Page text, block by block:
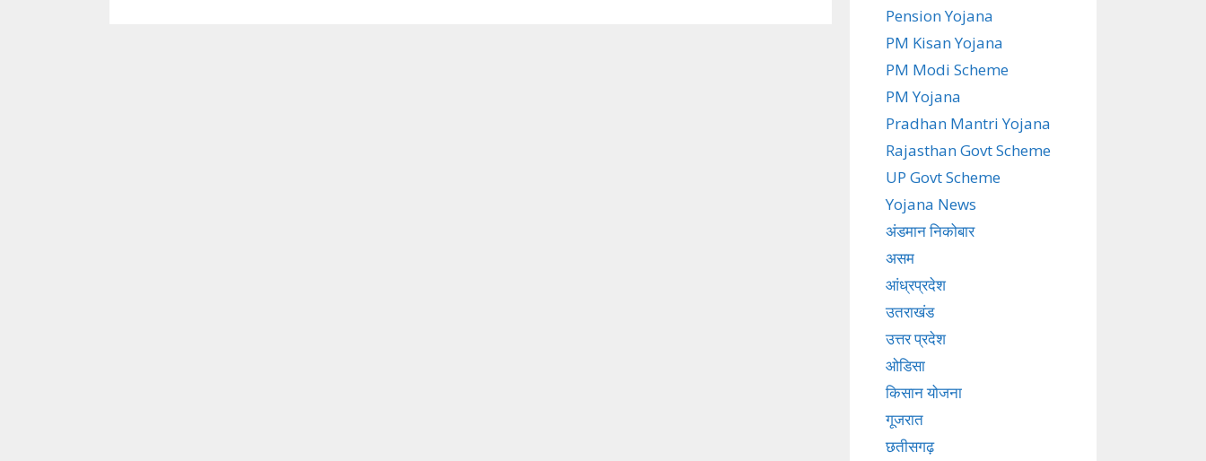
Pension Yojana
PM Kisan Yojana
PM Modi Scheme
PM Yojana
Pradhan Mantri Yojana
Rajasthan Govt Scheme
UP Govt Scheme
Yojana News
अंडमान निकोबार
असम
आंध्रप्रदेश
उतराखंड
उत्तर प्रदेश
ओडिसा
किसान योजना
गूजरात
छतीसगढ़